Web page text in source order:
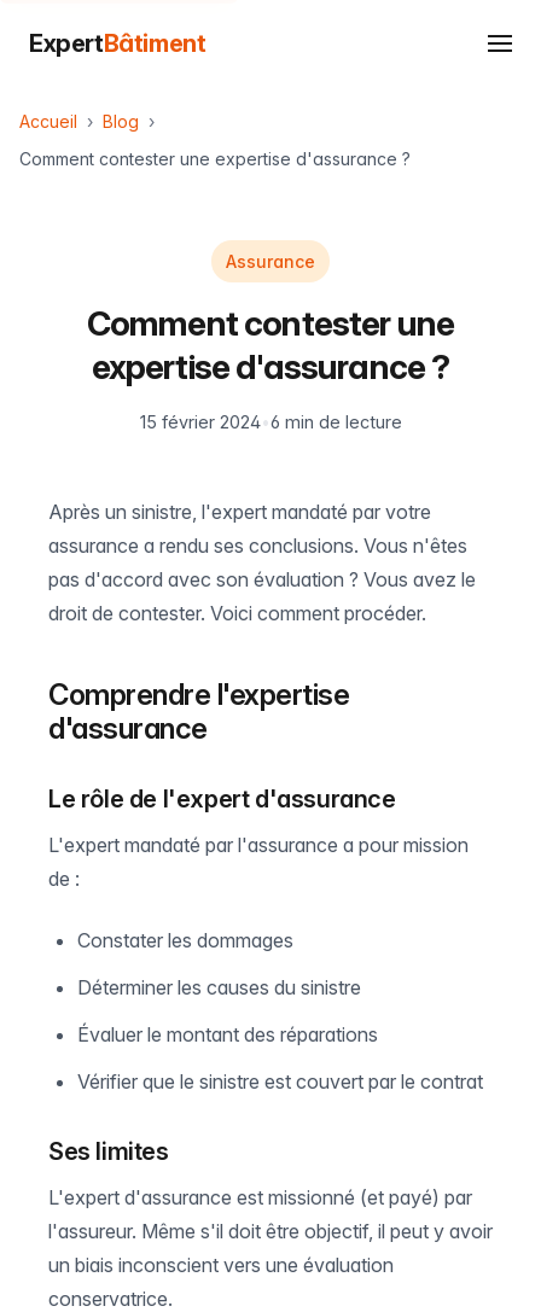
ExpertBâtiment
Accueil
Blog
Comment contester une expertise d'assurance ?
Assurance
Comment contester une
expertise d'assurance ?
15 février 2024•6 min de lecture
Après un sinistre, l'expert mandaté par votre
assurance a rendu ses conclusions. Vous n'êtes
pas d'accord avec son évaluation ? Vous avez le
droit de contester. Voici comment procéder.
Comprendre l'expertise
d'assurance
Le rôle de l'expert d'assurance
L'expert mandaté par l'assurance a pour mission
de :
Constater les dommages
Déterminer les causes du sinistre
Évaluer le montant des réparations
Vérifier que le sinistre est couvert par le contrat
Ses limites
L'expert d'assurance est missionné (et payé) par
l'assureur. Même s'il doit être objectif, il peut y avoir
un biais inconscient vers une évaluation
conservatrice.